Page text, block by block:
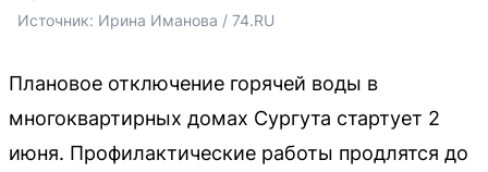
Источник: Ирина Иманова / 74.RU
Плановое отключение горячей воды в
многоквартирных домах Сургута стартует 2
июня. Профилактические работы продлятся до